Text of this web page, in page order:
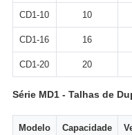
CD1-10 10
CD1-16 16
CD1-20 20
Série MD1 - Talhas de
Modelo
Capacidade